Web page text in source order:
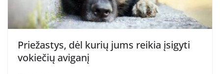
Priežastys, dėl kurių jums reikia įsigyti
vokiečių aviganį